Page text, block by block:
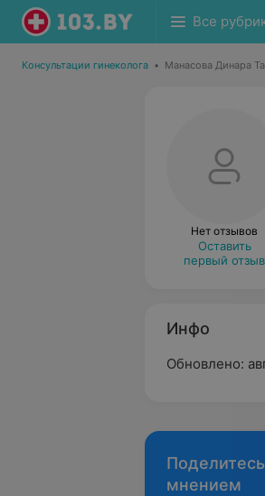
Все
Консультации гинеколога • Манасова Динара
Нет отзывов
Оставить
первый отзыв
Инфо
Обновлено:
Поделитесь
мнением